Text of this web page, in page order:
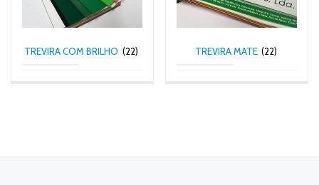
TREVIRA COM BRILHO (22) TREVIRA MATE (22)